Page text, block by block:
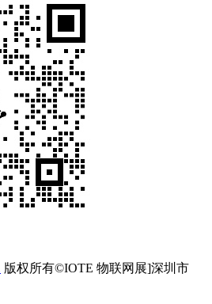
版权所有©IOTE 物联网展]深圳市